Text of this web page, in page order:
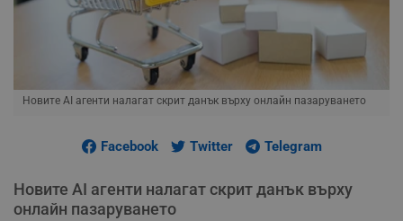
Новите AI агенти налагат скрит данък върху онлайн пазаруването
Facebook Twitter Telegram
Новите AI агенти налагат скрит данък върху
онлайн пазаруването